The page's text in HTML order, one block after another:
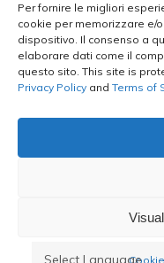
Per fornire le migliori
cookie per memorizzare e/
dispositivo. Il consenso a
elaborare dati come il
questo sito. This site is
Privacy Policy and Terms of
facebook
Le